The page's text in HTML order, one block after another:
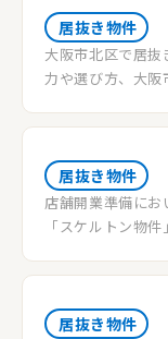
居抜き物件
大阪市北区で居
力や選び方、大
居抜き物件
店舗開業準備にお
「スケルトン物
つけましょう。
居抜き物件